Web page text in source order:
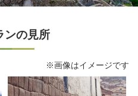
ンの見所
※画像はイメージです